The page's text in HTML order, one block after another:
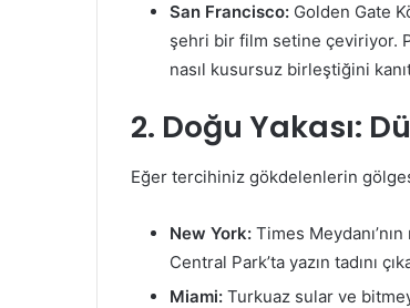
San Francisco: Golden Gate
şehri bir film setine çeviriyor.
nasıl kusursuz birleştiğini
2. Doğu Yakası:
Eğer tercihiniz gökdelenlerin
New York: Times
Central Park’ta yazın tadını
Miami: Turkuaz sular ve